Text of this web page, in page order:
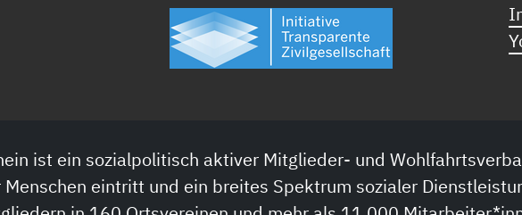
ist ein sozialpolitisch aktiver Mitglieder- und
eintritt und ein breites Spektrum sozialer